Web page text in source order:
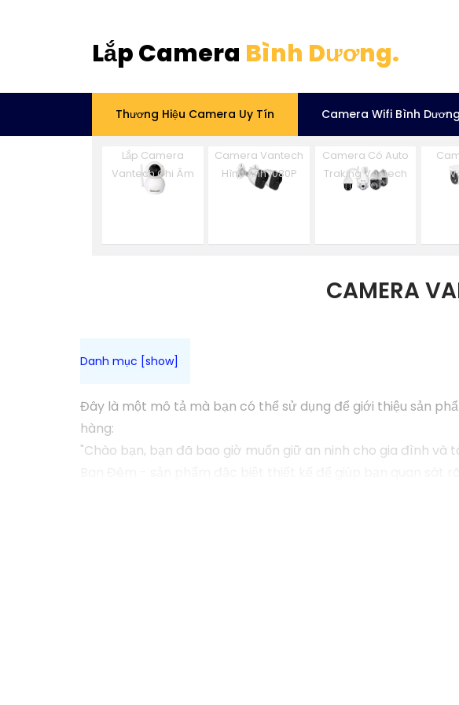
Lắp Camera Bình Dương.
Thương Hiệu Camera Uy Tín Camera Wifi Bình Dương
Lắp Camera
Vantech Ghi Âm
Camera Vantech
Hình Ảnh 1080P
Camera Có Auto
Traking Vantech
CAMERA
Đây là một mô tả mà bạn có thể sử dụng để giới thiệu sản
hàng:
"Chào bạn, bạn đã bao giờ muốn giữ an ninh cho gia đình và
trong suốt cả ngày lẫn đêm. Đừng để bất kỳ sự cố nào xảy